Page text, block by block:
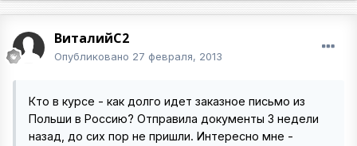
ВиталийС2
Опубликовано 27 февраля, 2013
Кто в курсе - как долго идет заказное письмо из
Польши в Россию? Отправила документы 3 недели
назад, до сих пор не пришли. Интересно мне -